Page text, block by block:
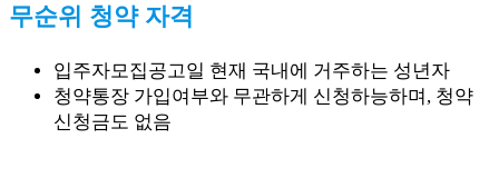
무순위 청약 자격
입주자모집공고일 현재 국내에 거주하는 성년자
청약통장 가입여부와 무관하게 신청하능하며, 청약
신청금도 없음